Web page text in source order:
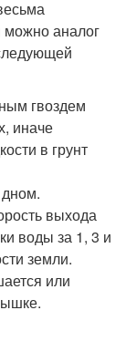
можно аналог
гвоздем
иначе
в грунт
выхода
воды за 1, 3 и
земли.
или